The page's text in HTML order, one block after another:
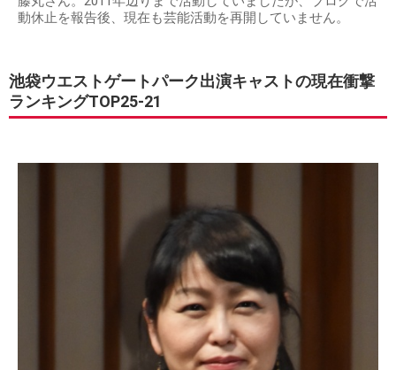
動休止を報告後、現在も芸能活動を再開していません。
池袋ウエストゲートパーク出演キャストの現在衝撃
ランキングTOP25-21